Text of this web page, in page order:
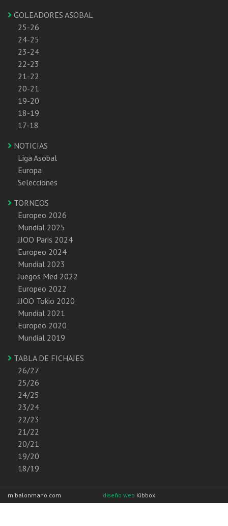
GOLEADORES ASOBAL
25-26
24-25
23-24
22-23
21-22
20-21
19-20
18-19
17-18
NOTICIAS
Liga Asobal
Europa
Selecciones
TORNEOS
Europeo 2026
Mundial 2025
JJOO Paris 2024
Europeo 2024
Mundial 2023
Juegos Med 2022
Europeo 2022
JJOO Tokio 2020
Mundial 2021
Europeo 2020
Mundial 2019
TABLA DE FICHAJES
26/27
25/26
24/25
23/24
22/23
21/22
20/21
19/20
18/19
mibalonmano.com diseño web Kibbox